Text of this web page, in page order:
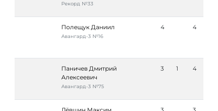
Рекорд №33
Полещук Даниил
Авангард-3 №16
4 4
Паничев Дмитрий
Алексеевич
Авангард-3 №75
3 1 4